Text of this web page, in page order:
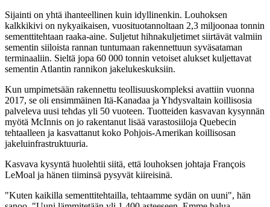
Sijainti on yhtä ihanteellinen kuin idyllinenkin. Louhoksen
kalkkikivi on nykyaikaisen, vuosituotannoltaan 2,3 miljoonaa tonnin
sementtitehtaan raaka-aine. Suljetut hihnakuljetimet siirtävät valmiin
sementin siiloista rannan tuntumaan rakennettuun syväsataman
terminaaliin. Sieltä jopa 60 000 tonnin vetoiset alukset kuljettavat
sementin Atlantin rannikon jakelukeskuksiin.
Kun umpimetsään rakennettu teollisuuskompleksi avattiin vuonna
2017, se oli ensimmäinen Itä-Kanadaa ja Yhdysvaltain koillisosia
palveleva uusi tehdas yli 50 vuoteen. Tuotteiden kasvavan kysynnän
myötä McInnis on jo rakentanut lisää varastosiiloja Quebecin
tehtaalleen ja kasvattanut koko Pohjois-Amerikan koillisosan
jakeluinfrastruktuuria.
Kasvava kysyntä huolehtii siitä, että louhoksen johtaja François
LeMoal ja hänen tiiminsä pysyvät kiireisinä.
"Kuten kaikilla sementtitehtailla, tehtaamme sydän on uuni", hän